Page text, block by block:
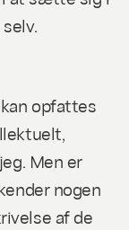
opfattes
Men er
nogen
af de